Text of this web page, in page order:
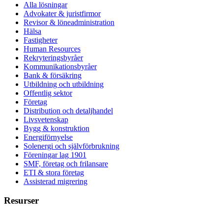
Alla lösningar
Advokater & juristfirmor
Revisor & löneadministration
Hälsa
Fastigheter
Human Resources
Rekryteringsbyråer
Kommunikationsbyråer
Bank & försäkring
Utbildning och utbildning
Offentlig sektor
Företag
Distribution och detaljhandel
Livsvetenskap
Bygg & konstruktion
Energiförnyelse
Solenergi och självförbrukning
Föreningar lag 1901
SMF, företag och frilansare
ETI & stora företag
Assisterad migrering
Resurser